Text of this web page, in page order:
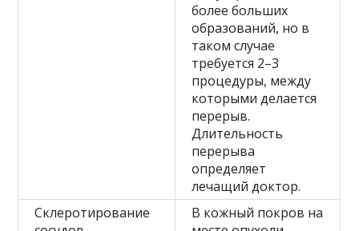
более больших
образований, но в
таком случае
требуется 2–3
процедуры, между
которыми делается
перерыв.
Длительность
перерыва
определяет
лечащий доктор.
Склеротирование
В кожный покров на